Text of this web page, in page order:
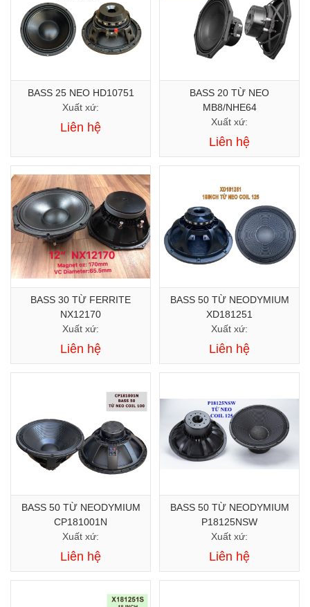
BASS 25 NEO HD10751
Xuất xứ:
Liên hệ
BASS 20 TỪ NEO
MB8/NHE64
Xuất xứ:
Liên hệ
BASS 30 TỪ FERRITE
NX12170
Xuất xứ:
Liên hệ
BASS 50 TỪ NEODYMIUM
XD181251
Xuất xứ:
Liên hệ
BASS 50 TỪ NEODYMIUM
CP181001N
Xuất xứ:
Liên hệ
BASS 50 TỪ NEODYMIUM
P18125NSW
Xuất xứ:
Liên hệ